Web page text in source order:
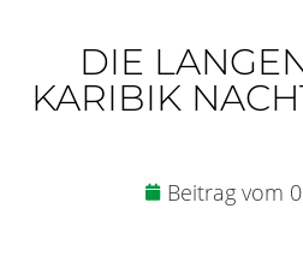
DIE
KARIBIK
Beitrag vom